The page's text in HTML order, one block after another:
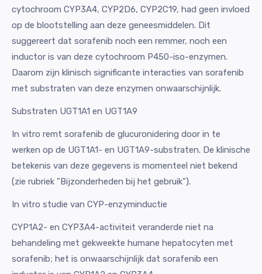
cytochroom CYP3A4, CYP2D6, CYP2C19, had geen invloed
op de blootstelling aan deze geneesmiddelen. Dit
suggereert dat sorafenib noch een remmer, noch een
inductor is van deze cytochroom P450-iso-enzymen.
Daarom zijn klinisch significante interacties van sorafenib
met substraten van deze enzymen onwaarschijnlijk.
Substraten UGT1A1 en UGT1A9
In vitro remt sorafenib de glucuronidering door in te
werken op de UGT1A1- en UGT1A9-substraten. De klinische
betekenis van deze gegevens is momenteel niet bekend
(zie rubriek "Bijzonderheden bij het gebruik").
In vitro studie van CYP-enzyminductie
CYP1A2- en CYP3A4-activiteit veranderde niet na
behandeling met gekweekte humane hepatocyten met
sorafenib; het is onwaarschijnlijk dat sorafenib een